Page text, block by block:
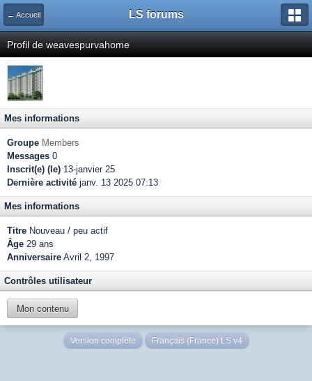
← Accueil LS forums
Profil de weavespurvahome
Mes informations
Groupe Members
Messages 0
Inscrit(e) (le) 13-janvier 25
Dernière activité janv. 13 2025 07:13
Mes informations
Titre Nouveau / peu actif
Âge 29 ans
Anniversaire Avril 2, 1997
Contrôles utilisateur
Mon contenu
Version complète Français (France) LS v4